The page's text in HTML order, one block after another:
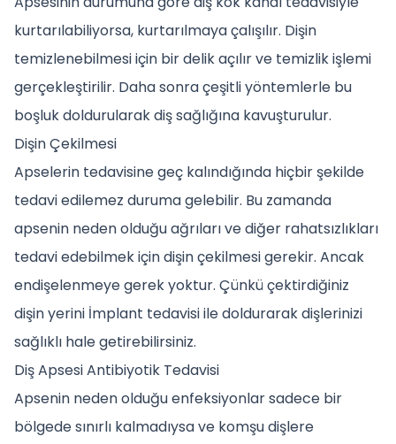
kurtarılabiliyorsa, kurtarılmaya çalışılır. Dişin
temizlenebilmesi için bir delik açılır ve temizlik işlemi
gerçekleştirilir. Daha sonra çeşitli yöntemlerle bu
boşluk doldurularak diş sağlığına kavuşturulur.
Dişin Çekilmesi
Apselerin tedavisine geç kalındığında hiçbir şekilde
tedavi edilemez duruma gelebilir. Bu zamanda
apsenin neden olduğu ağrıları ve diğer rahatsızlıkları
tedavi edebilmek için dişin çekilmesi gerekir. Ancak
endişelenmeye gerek yoktur. Çünkü çektirdiğiniz
dişin yerini İmplant tedavisi ile doldurarak dişlerinizi
sağlıklı hale getirebilirsiniz.
Diş Apsesi Antibiyotik Tedavisi
Apsenin neden olduğu enfeksiyonlar sadece bir
bölgede sınırlı kalmadıysa ve komşu dişlere